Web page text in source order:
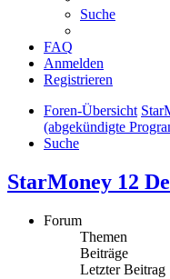
Suche
FAQ
Anmelden
Registrieren
Foren-Übersicht
(abgekündigte
Suche
StarMoney 12
Forum
Themen
Beiträge
Letzter Beitrag